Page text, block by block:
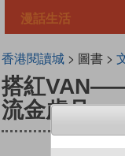
漫話生活
香港閱讀城> 圖書 >
搭紅
流金歲月